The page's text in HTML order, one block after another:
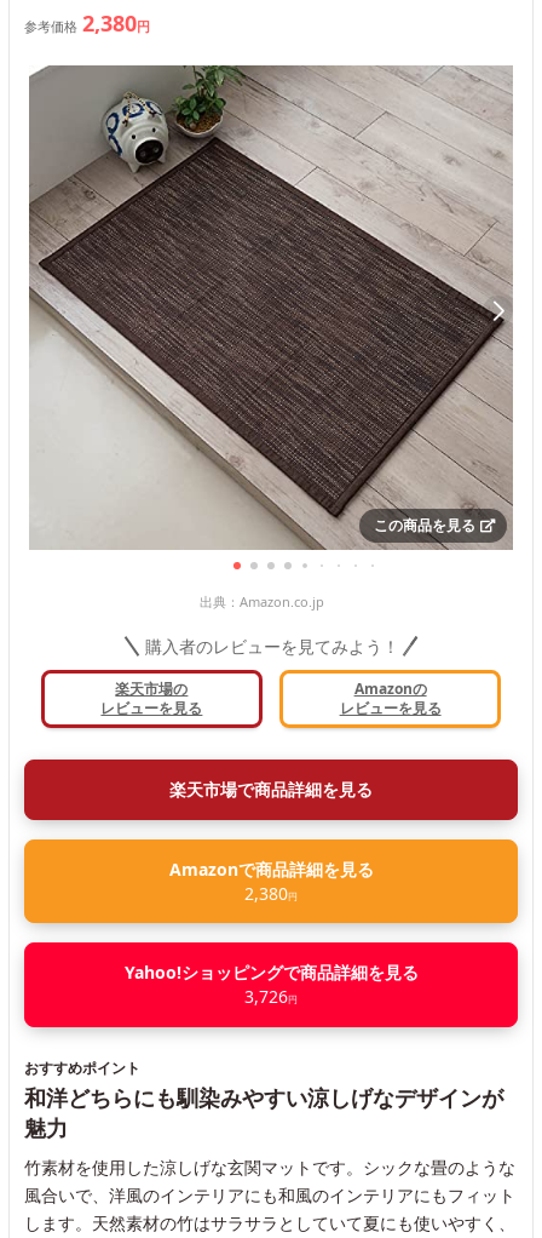
参考価格 2,380円
この商品を見る
出典： Amazon.co.jp
購入者のレビューを見てみよう！
楽天市場の
レビューを見る
Amazonの
レビューを見る
楽天市場で商品詳細を見る
Amazonで商品詳細を見る
2,380円
Yahoo!ショッピングで商品詳細を見る
3,726円
おすすめポイント
和洋どちらにも馴染みやすい涼しげなデザインが
魅力
竹素材を使用した涼しげな玄関マットです。シックな畳のような
風合いで、洋風のインテリアにも和風のインテリアにもフィット
します。天然素材の竹はサラサラとしていて夏にも使いやすく、